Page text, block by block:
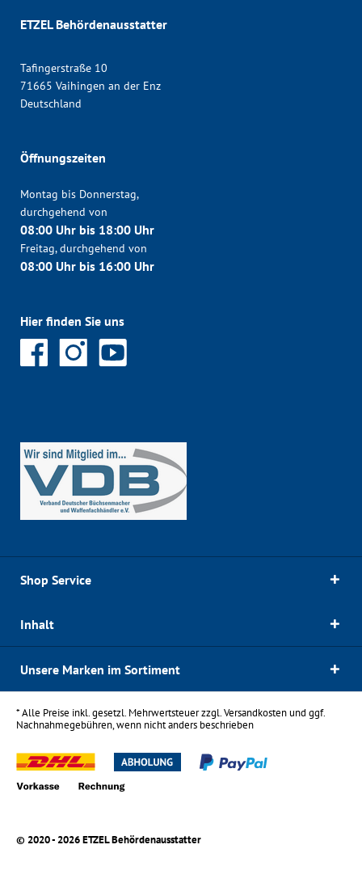
ETZEL Behördenausstatter
Tafingerstraße 10
71665 Vaihingen an der Enz
Deutschland
Öffnungszeiten
Montag bis Donnerstag,
durchgehend von
08:00 Uhr bis 18:00 Uhr
Freitag, durchgehend von
08:00 Uhr bis 16:00 Uhr
Hier finden Sie uns
Shop Service
Inhalt
Unsere Marken im Sortiment
* Alle Preise inkl. gesetzl. Mehrwertsteuer zzgl.Versandkostenund ggf.
Nachnahmegebühren, wenn nicht anders beschrieben
© 2020 - 2026 ETZEL Behördenausstatter